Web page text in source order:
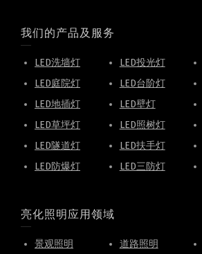
我们的产品及服务
LED洗墙灯 LED投光灯
LED庭院灯
LED台阶灯
LED地插灯
LED壁灯
LED草坪灯
LED照树灯
LED隧道灯
LED扶手灯
LED防爆灯
LED三防灯
亮化照明应用领域
景观照明 道路照明